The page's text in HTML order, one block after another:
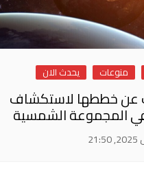
منوعات يحدث الان
عن خططها لاستكشاف
المجموعة الشمسية